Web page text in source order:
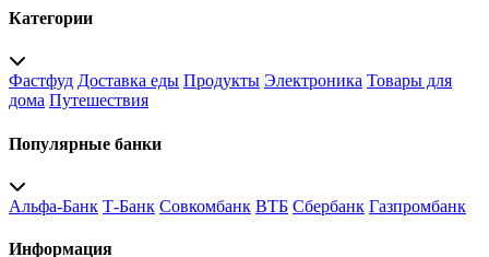
Категории
Фастфуд Доставка еды Продукты Электроника Товары для
дома Путешествия
Популярные банки
Альфа-Банк Т-Банк Совкомбанк ВТБ Сбербанк Газпромбанк
Информация